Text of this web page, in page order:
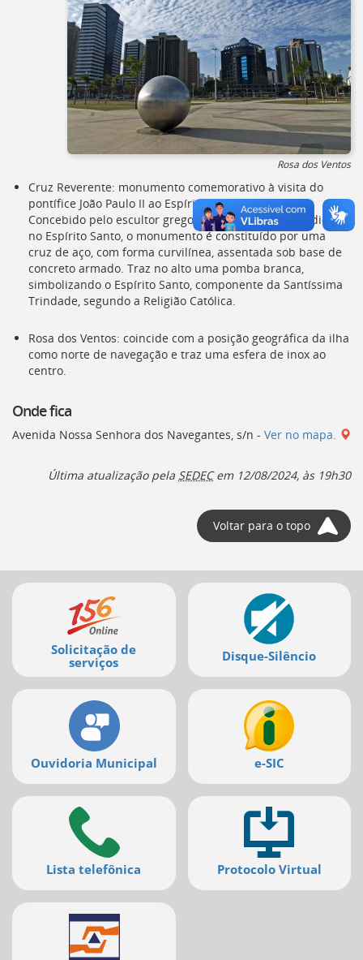
conteúdo
Voltar
para
o
início
deste
menu
[]
Rosa dos Ventos
Cruz Reverente: monumento comemorativo à visita do
pontífice João Paulo II ao Espírito Santo, em 1991.
Concebido pelo escultor grego Iannis Zavoudakis, radicado
no Espírito Santo, o monumento é constituído por uma
cruz de aço, com forma curvilínea, assentada sob base de
concreto armado. Traz no alto uma pomba branca,
simbolizando o Espírito Santo, componente da Santíssima
Trindade, segundo a Religião Católica.
Rosa dos Ventos: coincide com a posição geográfica da ilha
como norte de navegação e traz uma esfera de inox ao
centro.
Onde fica
Avenida Nossa Senhora dos Navegantes, s/n - Ver no mapa.
Última atualização pela SEDECem 12/08/2024, às 19h30
Voltar para o topo
Mais
serviços
Solicitação de
serviços
Disque-Silêncio
Ouvidoria Municipal e-SIC
Lista telefônica Protocolo Virtual